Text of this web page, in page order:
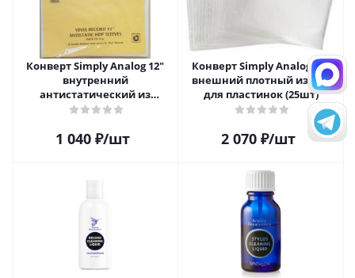
Конверт Simply Analog 12"
внутренний
антистатический из
полиэтилена для пластинок
1 040₽/шт
Конверт Simply Analog 12"
внешний плотный из пвх
для пластинок (25шт)
2 070₽/шт